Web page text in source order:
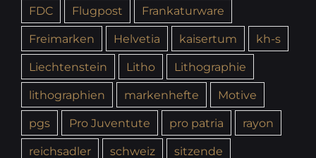
FDC
Flugpost
Frankaturware
Freimarken
Helvetia kaisertum
kh-s
Liechtenstein
Litho
Lithographie
lithographien
markenhefte
Motive
pgs
Pro Juventute pro patria
rayon
reichsadler
schweiz
sitzende